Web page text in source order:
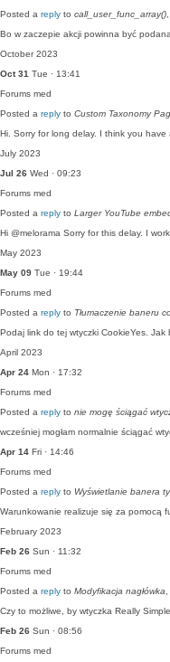
Posted a reply to call_user_func_array()
Bo w zaczepie akcji powinna być
October 2023
Oct 31 Tue · 13:41
Forums med
Posted a reply to Custom Taxonomy
Hi. Sorry for long delay. I think you
July 2023
Jul 26 Wed · 09:23
Forums med
Posted a reply to Larger YouTube
Hi @melorama Sorry for this delay. I
May 2023
May 09 Tue · 19:44
Forums med
Posted a reply to Tłumaczenie baneru
Podaj link do tej wtyczki CookieYes. Jak
April 2023
Apr 24 Mon · 17:32
Forums med
Posted a reply to nie mogę ściągać
wcześniej mogłam normalnie ściągać
Apr 14 Fri · 14:46
Forums med
Posted a reply to Wyświetlanie banera
Warunkowanie realizuje się za pomocą
February 2023
Feb 26 Sun · 11:32
Forums med
Posted a reply to Modyfikacja nagłówka
Czy to możliwe, by wtyczka Really
Feb 26 Sun · 08:56
Forums med